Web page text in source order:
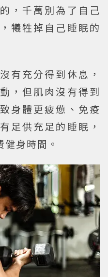
，千萬別為了自己
犧牲掉自己睡眠的
有充分得到休息，
，但肌肉沒有得到
身體更疲憊、免疫
足供充足的睡眠，
身時間。